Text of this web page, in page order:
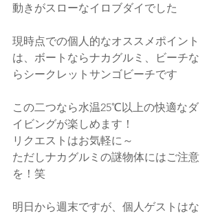
動きがスローなイロブダイでした
現時点での個人的なオススメポイント
は、ボートならナカグルミ、ビーチな
らシークレットサンゴビーチです
この二つなら水温25℃以上の快適なダ
イビングが楽しめます！
リクエストはお気軽に～
ただしナカグルミの謎物体にはご注意
を！笑
明日から週末ですが、個人ゲストはな